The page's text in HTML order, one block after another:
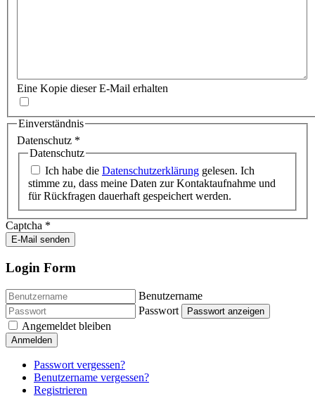
Eine Kopie dieser E-Mail erhalten
Einverständnis
Datenschutz *
Datenschutz
Ich habe die Datenschutzerklärung gelesen. Ich
stimme zu, dass meine Daten zur Kontaktaufnahme und
für Rückfragen dauerhaft gespeichert werden.
Captcha *
E-Mail senden
Login Form
Benutzername
Passwort
Passwort anzeigen
Angemeldet bleiben
Anmelden
Passwort vergessen?
Benutzername vergessen?
Registrieren